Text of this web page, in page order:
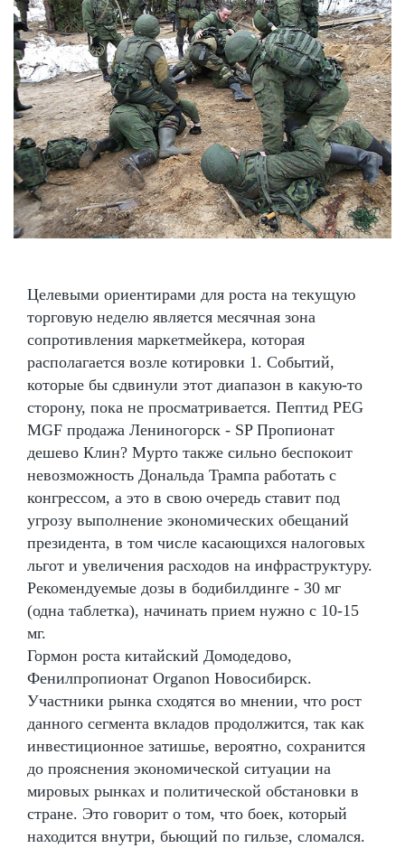
Целевыми ориентирами для роста на текущую
торговую неделю является месячная зона
сопротивления маркетмейкера, которая
располагается возле котировки 1. Событий,
которые бы сдвинули этот диапазон в какую-то
сторону, пока не просматривается. Пептид PEG
MGF продажа Лениногорск - SP Пропионат
дешево Клин? Мурто также сильно беспокоит
невозможность Дональда Трампа работать с
конгрессом, а это в свою очередь ставит под
угрозу выполнение экономических обещаний
президента, в том числе касающихся налоговых
льгот и увеличения расходов на инфраструктуру.
Рекомендуемые дозы в бодибилдинге - 30 мг
(одна таблетка), начинать прием нужно с 10-15
мг.
Гормон роста китайский Домодедово,
Фенилпропионат Organon Новосибирск.
Участники рынка сходятся во мнении, что рост
данного сегмента вкладов продолжится, так как
инвестиционное затишье, вероятно, сохранится
до прояснения экономической ситуации на
мировых рынках и политической обстановки в
стране. Это говорит о том, что боек, который
находится внутри, бьющий по гильзе, сломался.